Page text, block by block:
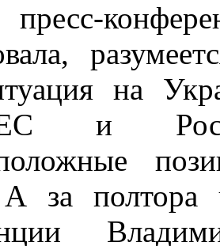
на
и
за полтора